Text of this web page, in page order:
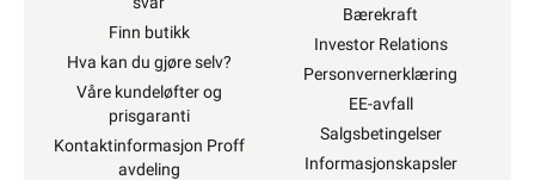
Finn butikk
Hva kan du gjøre selv?
Våre kundeløfter og
prisgaranti
Kontaktinformasjon Proff
avdeling
Bærekraft
Investor Relations
Personvernerklæring
EE-avfall
Salgsbetingelser
Informasjonskapsler